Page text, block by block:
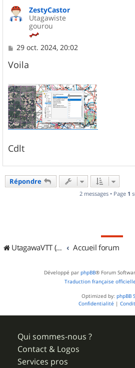
ZestyCastor
Utagawiste
gourou
M
s
s
g
e
29 oct. 2024, 20:02
Voila
Cdlt
Répondre
2 messages • Page 1
UtagawaVTT (Randos VTT et VTTAE avec traces GPS) Accueil forum
Développé par phpBB® Forum
Traduction française officielle
Optimized by: phpBB
Confidentialité |
Qui sommes-nous ?
Contact & Logos
Services pros